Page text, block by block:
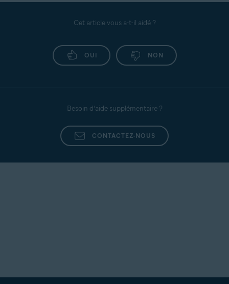
Cet article vous a-t-il aidé ?
OUI NON
Besoin d’aide supplémentaire ?
CONTACTEZ-NOUS